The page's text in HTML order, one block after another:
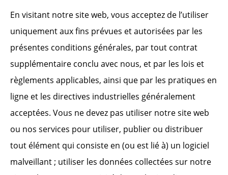
En visitant notre site web, vous acceptez de l’utiliser
uniquement aux fins prévues et autorisées par les
présentes conditions générales, par tout contrat
supplémentaire conclu avec nous, et par les lois et
règlements applicables, ainsi que par les pratiques en
ligne et les directives industrielles généralement
acceptées. Vous ne devez pas utiliser notre site web
ou nos services pour utiliser, publier ou distribuer
tout élément qui consiste en (ou est lié à) un logiciel
malveillant ; utiliser les données collectées sur notre